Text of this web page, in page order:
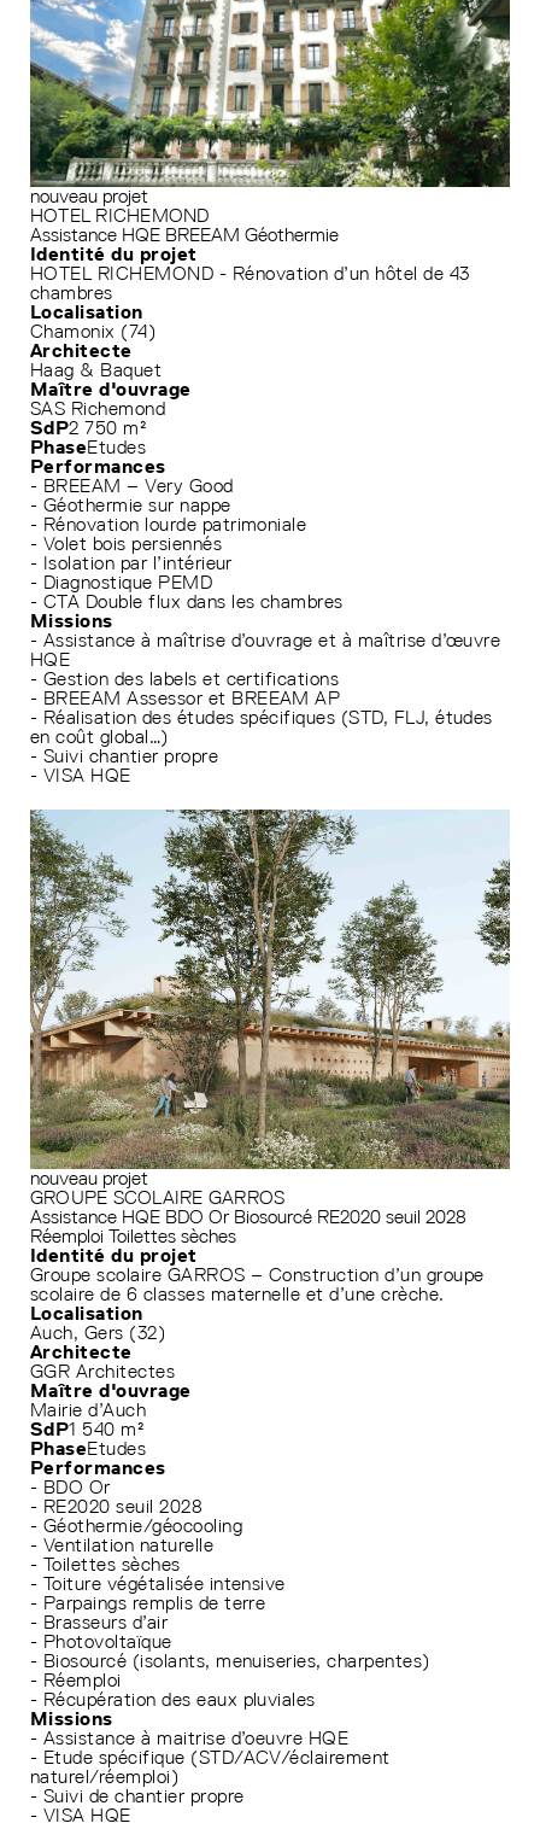
nouveau projet
HOTEL RICHEMOND
Assistance HQE BREEAM Géothermie
Identité du projet
HOTEL RICHEMOND - Rénovation d’un hôtel de 43
chambres
Localisation
Chamonix (74)
Architecte
Haag & Baquet
Maître d'ouvrage
SAS Richemond
SdP2 750 m²
PhaseEtudes
Performances
- BREEAM – Very Good
- Géothermie sur nappe
- Rénovation lourde patrimoniale
- Volet bois persiennés
- Isolation par l’intérieur
- Diagnostique PEMD
- CTA Double flux dans les chambres
Missions
- Assistance à maîtrise d’ouvrage et à maîtrise d’œuvre
HQE
- Gestion des labels et certifications
- BREEAM Assessor et BREEAM AP
- Réalisation des études spécifiques (STD, FLJ, études
en coût global…)
- Suivi chantier propre
- VISA HQE
nouveau projet
GROUPE SCOLAIRE GARROS
Assistance HQE BDO Or Biosourcé RE2020 seuil 2028
Réemploi Toilettes sèches
Identité du projet
Groupe scolaire GARROS – Construction d’un groupe
scolaire de 6 classes maternelle et d’une crèche.
Localisation
Auch, Gers (32)
Architecte
GGR Architectes
Maître d'ouvrage
Mairie d’Auch
SdP1 540 m²
PhaseEtudes
Performances
- BDO Or
- RE2020 seuil 2028
- Géothermie/géocooling
- Ventilation naturelle
- Toilettes sèches
- Toiture végétalisée intensive
- Parpaings remplis de terre
- Brasseurs d’air
- Photovoltaïque
- Biosourcé (isolants, menuiseries, charpentes)
- Réemploi
- Récupération des eaux pluviales
Missions
- Assistance à maitrise d’oeuvre HQE
- Etude spécifique (STD/ACV/éclairement
naturel/réemploi)
- Suivi de chantier propre
- VISA HQE